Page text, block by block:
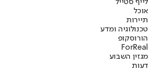
לייף סטייל
אוכל
תיירות
טכנולוגיה ומדע
הורוסקופ
ForReal
מגזין השבוע
דעות